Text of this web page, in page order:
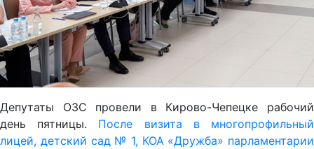
Депутаты ОЗС провели в Кирово-Чепецке рабочий
день пятницы. После визита в многопрофильный
лицей, детский сад № 1, КОА «Дружба» парламентарии